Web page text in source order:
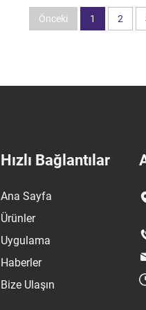
Önceki 1 2
Hızlı Bağlantılar
Ana Sayfa
Ürünler
Uygulama
Haberler
Bize Ulaşın